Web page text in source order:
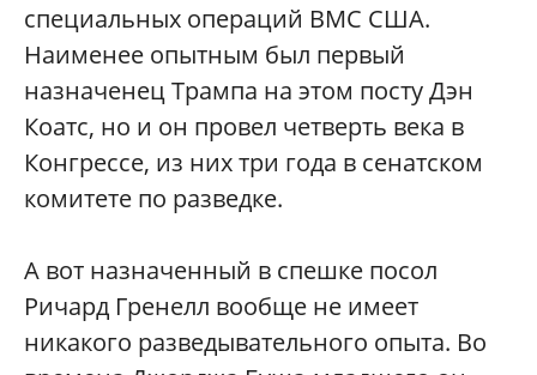
специальных операций ВМС США.
Наименее опытным был первый
назначенец Трампа на этом посту Дэн
Коатс, но и он провел четверть века в
Конгрессе, из них три года в сенатском
комитете по разведке.
А вот назначенный в спешке посол
Ричард Гренелл вообще не имеет
никакого разведывательного опыта. Во